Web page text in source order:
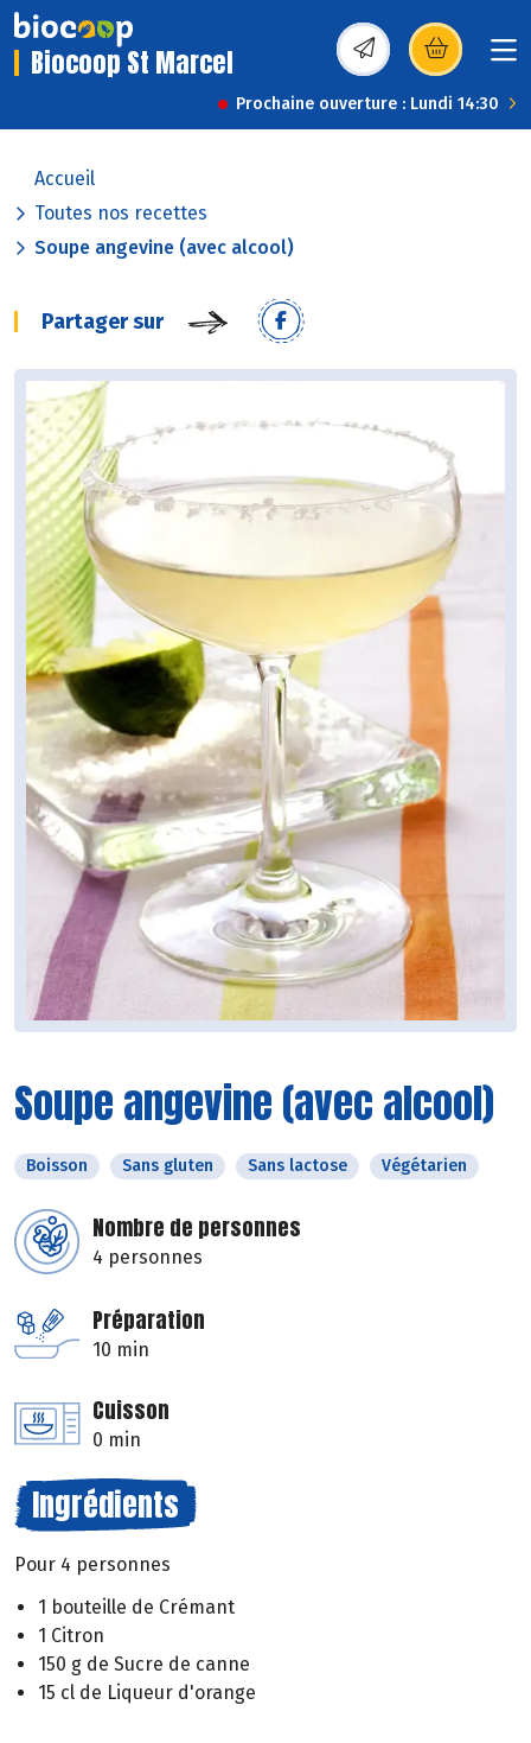
Biocoop St Marcel (s’ouvre dans une
Prochaine ouverture : Lundi 14:30
Accueil
Toutes nos recettes
Soupe angevine (avec alcool)
Partager sur
Soupe angevine (avec alcool)
Boisson Sans gluten Sans lactose Végétarien
Nombre de personnes
4 personnes
Préparation
10 min
Cuisson
0 min
Ingrédients
Pour 4 personnes
1 bouteille de Crémant
1 Citron
150 g de Sucre de canne
15 cl de Liqueur d'orange